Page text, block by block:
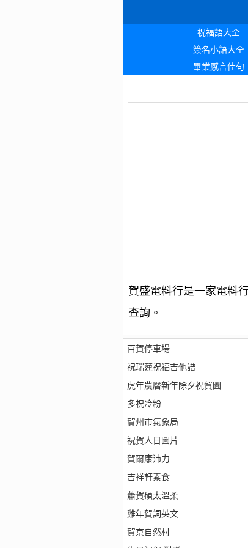
祝福語大全
簽名小語大全
畢業感言佳句
賀盛電料行是一家電料
查詢。
百賀停車場
祝瑞蓮祝福吉他譜
虎年農曆新年除夕祝賀圖
多祝冷粉
賀州市氣象局
祝賀人日圖片
賀爾康沛力
吉祥軒素食
蕭賀碩太溫柔
雞年賀詞英文
賀京自然村